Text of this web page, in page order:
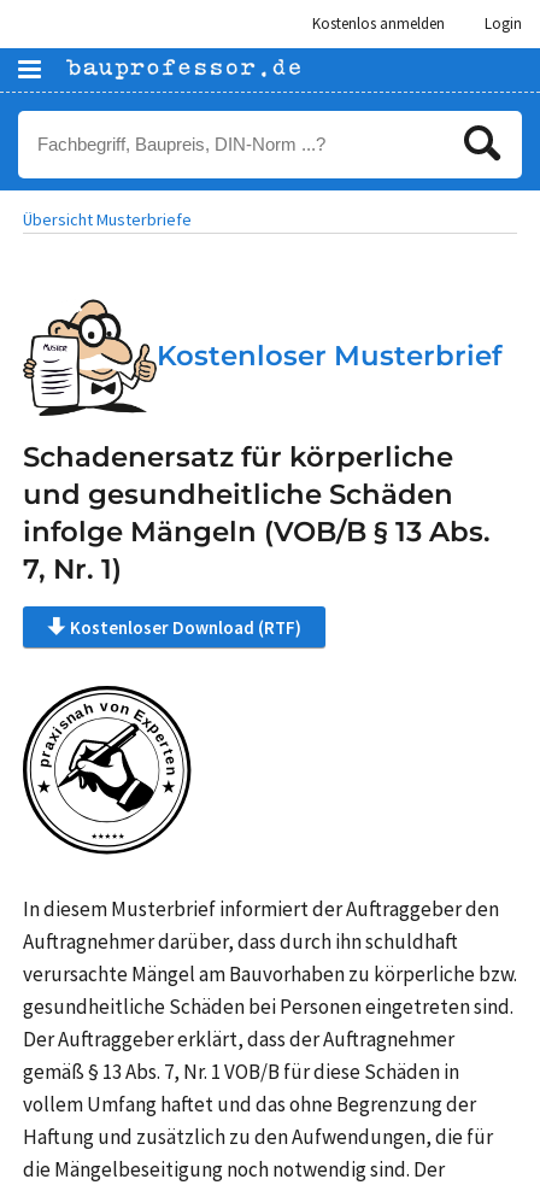
Kostenlos anmelden Login
Übersicht Musterbriefe
Kostenloser Musterbrief
Schadenersatz für körperliche
und gesundheitliche Schäden
infolge Mängeln (VOB/B § 13 Abs.
7, Nr. 1)
Kostenloser Download (RTF)
In diesem Musterbrief informiert der Auftraggeber den
Auftragnehmer darüber, dass durch ihn schuldhaft
verursachte Mängel am Bauvorhaben zu körperliche bzw.
gesundheitliche Schäden bei Personen eingetreten sind.
Der Auftraggeber erklärt, dass der Auftragnehmer
gemäß § 13 Abs. 7, Nr. 1 VOB/B für diese Schäden in
vollem Umfang haftet und das ohne Begrenzung der
Haftung und zusätzlich zu den Aufwendungen, die für
die Mängelbeseitigung noch notwendig sind. Der